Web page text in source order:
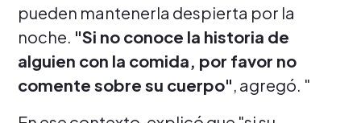
pueden mantenerla despierta por la
noche. "Si no conoce la historia de
alguien con la comida, por favor no
comente sobre su cuerpo", agregó. "